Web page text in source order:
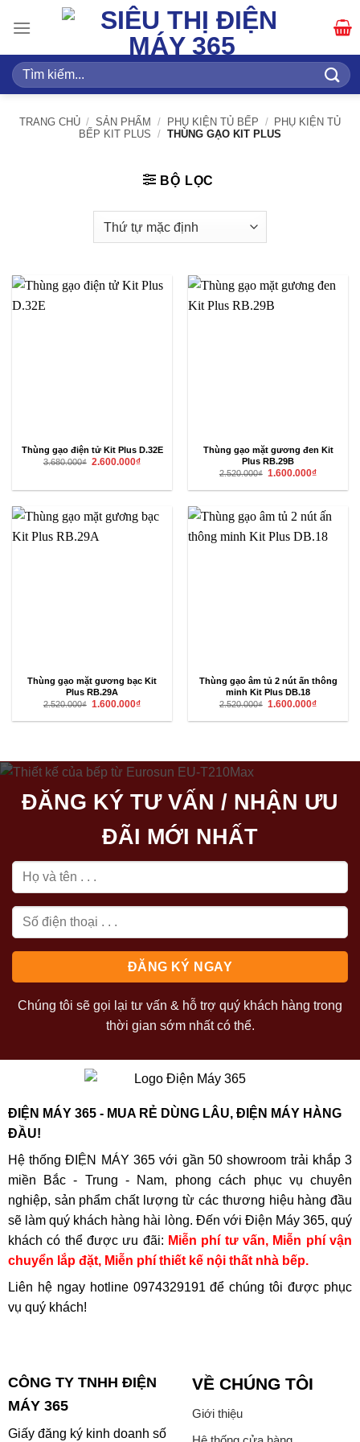
qua
dung
Tìm
kiếm:
TRANG CHỦ / SẢN PHẨM / PHỤ KIỆN TỦ BẾP /
PHỤ KIỆN TỦ
BẾP KIT PLUS / THÙNG GẠO KIT PLUS
BỘ LỌC
Thùng gạo điện tử Kit Plus D.32E
3.680.000₫ Giá
2.600.000₫Giá
Thùng gạo mặt gương đen Kit
Plus RB.29B
2.520.000₫ Giá
là:
1.600.000₫Giá
tại
Thùng gạo mặt gương bạc Kit
Plus RB.29A
2.520.000₫ Giá
là:
1.600.000₫Giá
tại
Thùng gạo âm tủ 2 nút ấn thông
minh Kit Plus DB.18
2.520.000₫ Giá
là:
1.600.000₫Giá
tại
ĐĂNG KÝ TƯ VẤN / NHẬN ƯU
ĐÃI MỚI NHẤT
Chúng tôi sẽ gọi lại tư vấn & hỗ trợ quý khách hàng trong
thời gian sớm nhất có thể.
ĐIỆN MÁY 365 - MUA RẺ DÙNG LÂU, ĐIỆN MÁY HÀNG
ĐẦU!
Hệ thống ĐIỆN MÁY 365 với gần 50 showroom trải khắp 3
miền Bắc - Trung - Nam, phong cách phục vụ chuyên
nghiệp, sản phẩm chất lượng từ các thương hiệu hàng đầu
sẽ làm quý khách hàng hài lòng. Đến với Điện Máy 365, quý
khách có thể được ưu đãi: Miễn phí tư vấn, Miễn phí vận
chuyển lắp đặt, Miễn phí thiết kế nội thất nhà bếp.
Liên hệ ngay hotline 0974329191 để chúng tôi được phục
vụ quý khách!
CÔNG TY TNHH ĐIỆN
MÁY 365
Giấy đăng ký kinh doanh số
VỀ CHÚNG TÔI
Giới thiệu